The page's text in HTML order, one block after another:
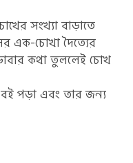
সংখ্যা বাড়াতে
এক-চোখা দৈত্যের
কথা তুললেই চোখ
বই পড়া এবং তার জন্য